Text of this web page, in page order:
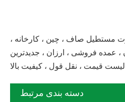
مستطیل صاف ، چین ، کارخانه ،
، عمده فروشی ، ارزان ، جدیدترین
لیست قیمت ، نقل قول ، کیفیت بالا
دسته بندی مرتبط